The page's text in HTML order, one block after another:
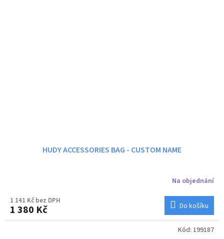
HUDY ACCESSORIES BAG - CUSTOM NAME
Na objednání
1 141 Kč bez DPH
1 380 Kč Do košíku
Kód: 199187